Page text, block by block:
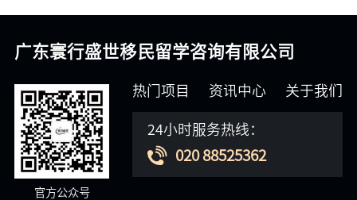
广东寰行盛世移民留学咨询有限公司
官方公众号
热门项目 资讯中心 关于我们
24小时服务热线：
020 88525362